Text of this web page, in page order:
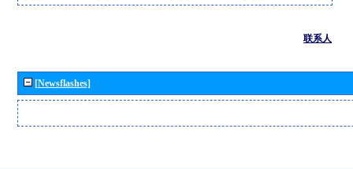
联系人
[Newsflashes]